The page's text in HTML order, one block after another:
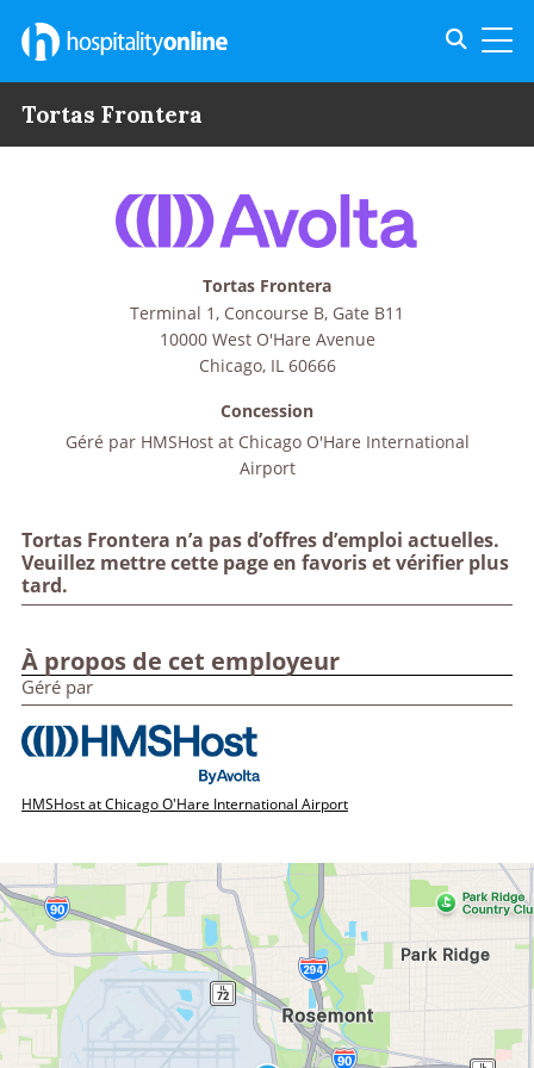
Tortas Frontera
Tortas Frontera n’a pas d’offres d’emploi actuelles.
Veuillez mettre cette page en favoris et vérifier plus
tard.
Tortas Frontera
Terminal 1, Concourse B, Gate B11
10000 West O'Hare Avenue
Chicago, IL 60666
Concession
Géré par HMSHost at Chicago O'Hare International
Airport
À propos de cet employeur
Géré par
HMSHost at Chicago O'Hare International Airport